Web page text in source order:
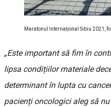
Maratonul Internațional Sibiu 2021,
„Este important să fim în
lipsa condițiilor materiale
determinant în lupta cu
pacienți oncologici aleg să